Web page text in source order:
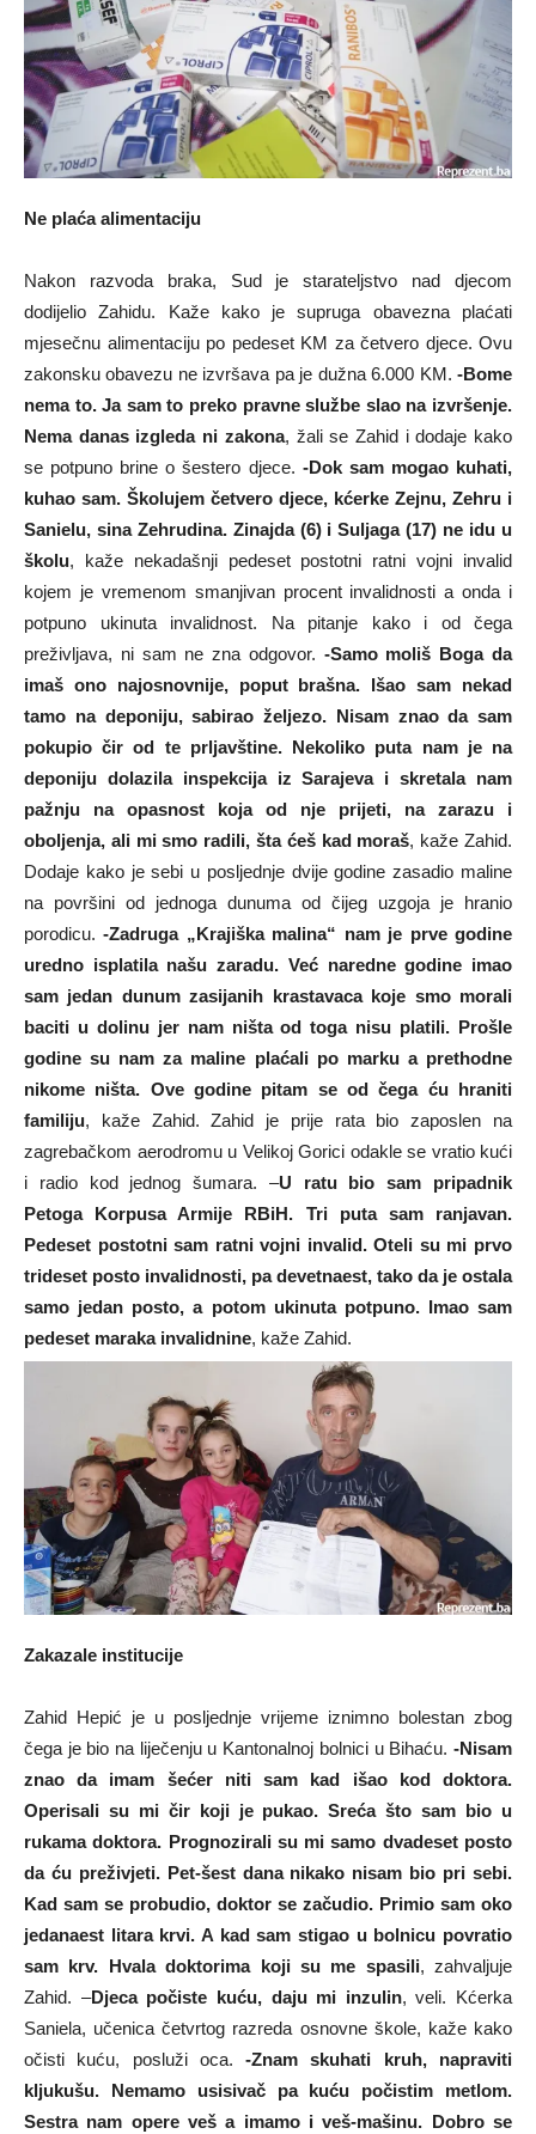
Ne plaća alimentaciju
Nakon razvoda braka, Sud je starateljstvo nad djecom
dodijelio Zahidu. Kaže kako je supruga obavezna plaćati
mjesečnu alimentaciju po pedeset KM za četvero djece. Ovu
zakonsku obavezu ne izvršava pa je dužna 6.000 KM. -Bome
nema to. Ja sam to preko pravne službe slao na izvršenje.
Nema danas izgleda ni zakona, žali se Zahid i dodaje kako
se potpuno brine o šestero djece. -Dok sam mogao kuhati,
kuhao sam. Školujem četvero djece, kćerke Zejnu, Zehru i
Sanielu, sina Zehrudina. Zinajda (6) i Suljaga (17) ne idu u
školu, kaže nekadašnji pedeset postotni ratni vojni invalid
kojem je vremenom smanjivan procent invalidnosti a onda i
potpuno ukinuta invalidnost. Na pitanje kako i od čega
preživljava, ni sam ne zna odgovor. -Samo moliš Boga da
imaš ono najosnovnije, poput brašna. Išao sam nekad
tamo na deponiju, sabirao željezo. Nisam znao da sam
pokupio čir od te prljavštine. Nekoliko puta nam je na
deponiju dolazila inspekcija iz Sarajeva i skretala nam
pažnju na opasnost koja od nje prijeti, na zarazu i
oboljenja, ali mi smo radili, šta ćeš kad moraš, kaže Zahid.
Dodaje kako je sebi u posljednje dvije godine zasadio maline
na površini od jednoga dunuma od čijeg uzgoja je hranio
porodicu.-Zadruga „Krajiška malina“ nam je prve godine
uredno isplatila našu zaradu. Već naredne godine imao
sam jedan dunum zasijanih krastavaca koje smo morali
baciti u dolinu jer nam ništa od toga nisu platili. Prošle
godine su nam za maline plaćali po marku a prethodne
nikome ništa. Ove godine pitam se od čega ću hraniti
familiju, kaže Zahid. Zahid je prije rata bio zaposlen na
zagrebačkom aerodromu u Velikoj Gorici odakle se vratio kući
i radio kod jednog šumara. –U ratu bio sam pripadnik
Petoga Korpusa Armije RBiH. Tri puta sam ranjavan.
Pedeset postotni sam ratni vojni invalid. Oteli su mi prvo
trideset posto invalidnosti, pa devetnaest, tako da je ostala
samo jedan posto, a potom ukinuta potpuno. Imao sam
pedeset maraka invalidnine, kaže Zahid.
Zakazale institucije
Zahid Hepić je u posljednje vrijeme iznimno bolestan zbog
čega je bio na liječenju u Kantonalnoj bolnici u Bihaću. -Nisam
znao da imam šećer niti sam kad išao kod doktora.
Operisali su mi čir koji je pukao. Sreća što sam bio u
rukama doktora. Prognozirali su mi samo dvadeset posto
da ću preživjeti. Pet-šest dana nikako nisam bio pri sebi.
Kad sam se probudio, doktor se začudio. Primio sam oko
jedanaest litara krvi. A kad sam stigao u bolnicu povratio
sam krv. Hvala doktorima koji su me spasili, zahvaljuje
Zahid. –Djeca počiste kuću, daju mi inzulin, veli. Kćerka
Saniela, učenica četvrtog razreda osnovne škole, kaže kako
očisti kuću, posluži oca.-Znam skuhati kruh, napraviti
kljukušu. Nemamo usisivač pa kuću počistim metlom.
Sestra nam opere veš a imamo i veš-mašinu. Dobro se